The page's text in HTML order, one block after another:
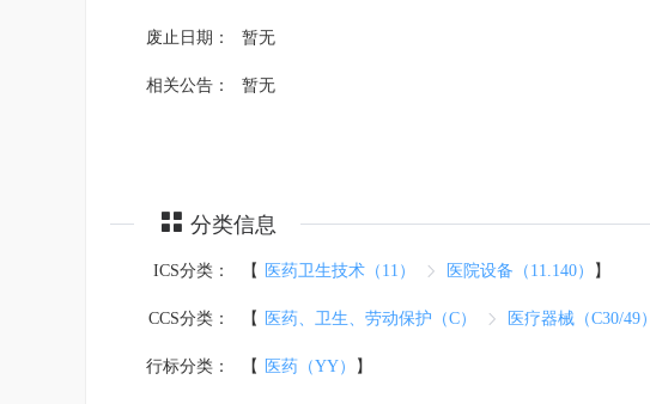
废止日期： 暂无
相关公告： 暂无
分类信息
ICS分类： 【 医药卫生技术（11） 医院设备（11.140） 】
CCS分类： 【 医药、卫生、劳动保护（C） 医疗器械（C30/49）
行标分类： 【 医药（YY） 】